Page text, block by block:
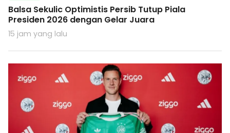
Balsa Sekulic Optimistis Persib Tutup Piala
Presiden 2026 dengan Gelar Juara
15 jam yang lalu